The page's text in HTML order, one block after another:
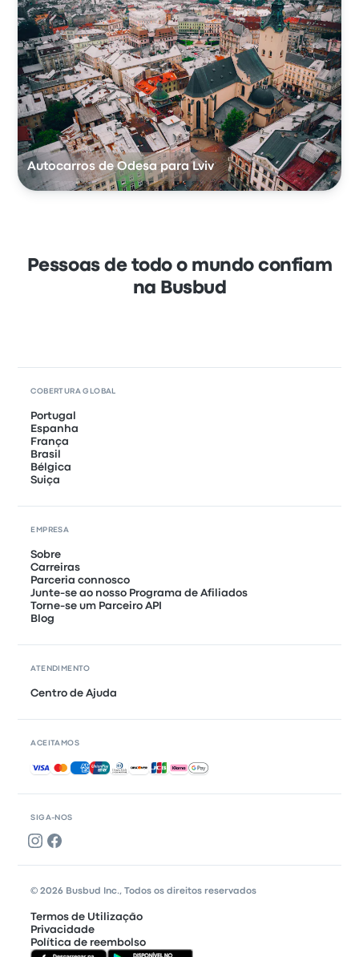
Autocarros de Odesa para Lviv
Pessoas de todo o mundo confiam
na Busbud
SIGA-NOS
COBERTURA GLOBAL
Portugal
Espanha
França
Brasil
Bélgica
Suiça
EMPRESA
Sobre
Carreiras
Parceria connosco
Junte-se ao nosso Programa de Afiliados
Torne-se um Parceiro API
Blog
ATENDIMENTO
Centro de Ajuda
ACEITAMOS
Pagamentos aceites
© 2026 Busbud Inc., Todos os direitos reservados
Termos de Utilização
Privacidade
Política de reembolso